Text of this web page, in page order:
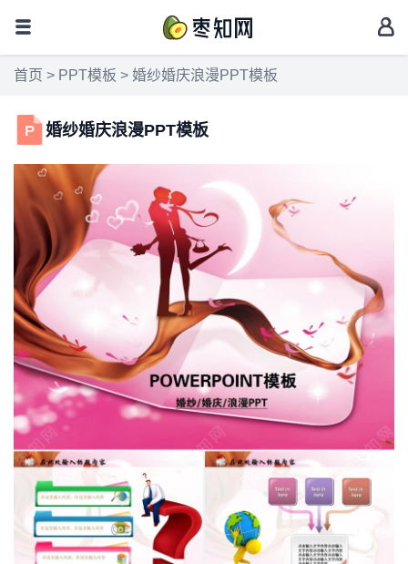
首页 > PPT模板 > 婚纱婚庆浪漫PPT模板
婚纱婚庆浪漫PPT模板